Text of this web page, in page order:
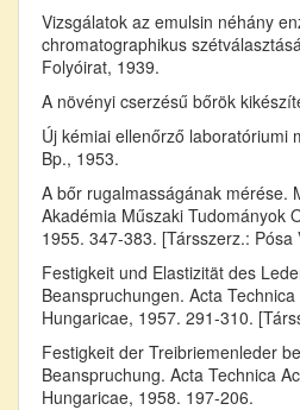
Vizsgálatok az emulsin néhány
chromatographikus
Folyóirat, 1939.
A növényi cserzésű bőrök
Új kémiai ellenőrző laboratóriumi
Bp., 1953.
A bőr rugalmasságának mérése.
Akadémia Műszaki Tudományok
1955. 347-383. [Társszerz.: Pósa
Festigkeit und Elastizität des
Beanspruchungen. Acta
Hungaricae, 1957. 291-310.
Festigkeit der Treibriemenleder
Beanspruchung. Acta Technica
Hungaricae, 1958. 197-206.